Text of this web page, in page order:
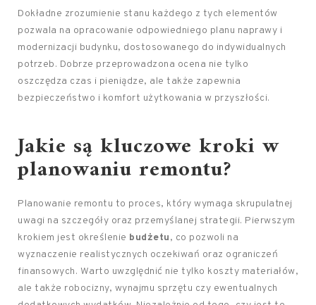
Dokładne zrozumienie stanu każdego z tych elementów
pozwala na opracowanie odpowiedniego planu naprawy i
modernizacji budynku, dostosowanego do indywidualnych
potrzeb. Dobrze przeprowadzona ocena nie tylko
oszczędza czas i pieniądze, ale także zapewnia
bezpieczeństwo i komfort użytkowania w przyszłości.
Jakie są kluczowe kroki w
planowaniu remontu?
Planowanie remontu to proces, który wymaga skrupulatnej
uwagi na szczegóły oraz przemyślanej strategii. Pierwszym
krokiem jest określenie budżetu, co pozwoli na
wyznaczenie realistycznych oczekiwań oraz ograniczeń
finansowych. Warto uwzględnić nie tylko koszty materiałów,
ale także robocizny, wynajmu sprzętu czy ewentualnych